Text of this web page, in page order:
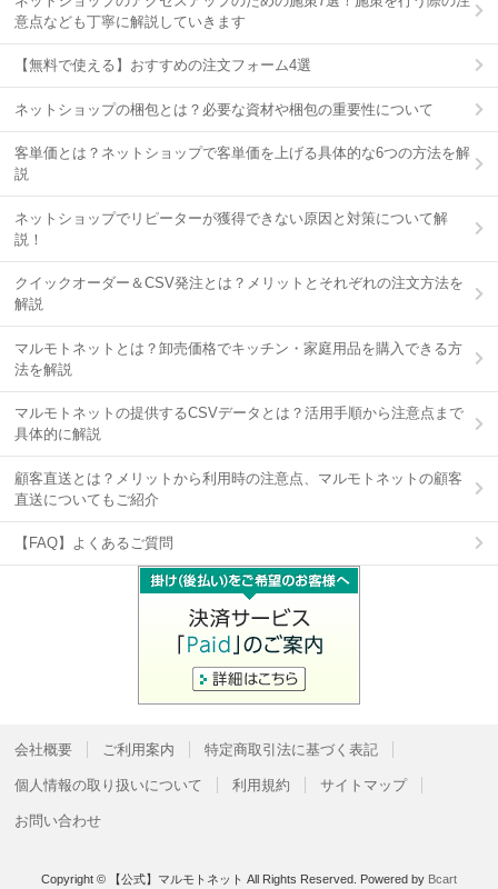
意点なども丁寧に解説していきます
【無料で使える】おすすめの注文フォーム4選
ネットショップの梱包とは？必要な資材や梱包の重要性について
客単価とは？ネットショップで客単価を上げる具体的な6つの方法を解
説
ネットショップでリピーターが獲得できない原因と対策について解
説！
クイックオーダー＆CSV発注とは？メリットとそれぞれの注文方法を
解説
マルモトネットとは？卸売価格でキッチン・家庭用品を購入できる方
法を解説
マルモトネットの提供するCSVデータとは？活用手順から注意点まで
具体的に解説
顧客直送とは？メリットから利用時の注意点、マルモトネットの顧客
直送についてもご紹介
【FAQ】よくあるご質問
会社概要 ご利用案内 特定商取引法に基づく表記
個人情報の取り扱いについて 利用規約 サイトマップ
お問い合わせ
Copyright © 【公式】マルモトネット All Rights Reserved. Powered by Bcart